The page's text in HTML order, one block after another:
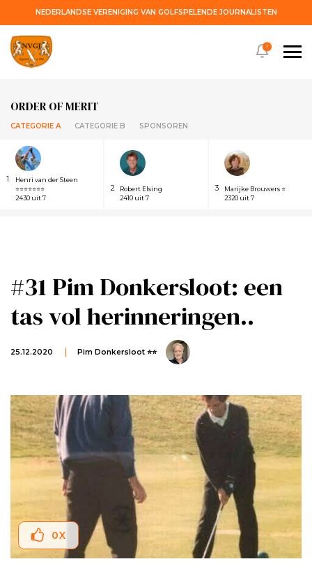
NEDERLANDSE VERENIGING VAN GOLFSPELENDE JOURNALISTEN
ORDER OF MERIT
CATEGORIE A CATEGORIE B SPONSOREN
1
Henri van der Steen
⭐⭐⭐⭐⭐⭐⭐
2430 uit 7
2
Robert Elsing
2410 uit 7
3
Marijke Brouwers ⭐
2320 uit 7
!
#31 Pim Donkersloot: een
tas vol herinneringen..
25.12.2020 Pim Donkersloot ⭐⭐
0X